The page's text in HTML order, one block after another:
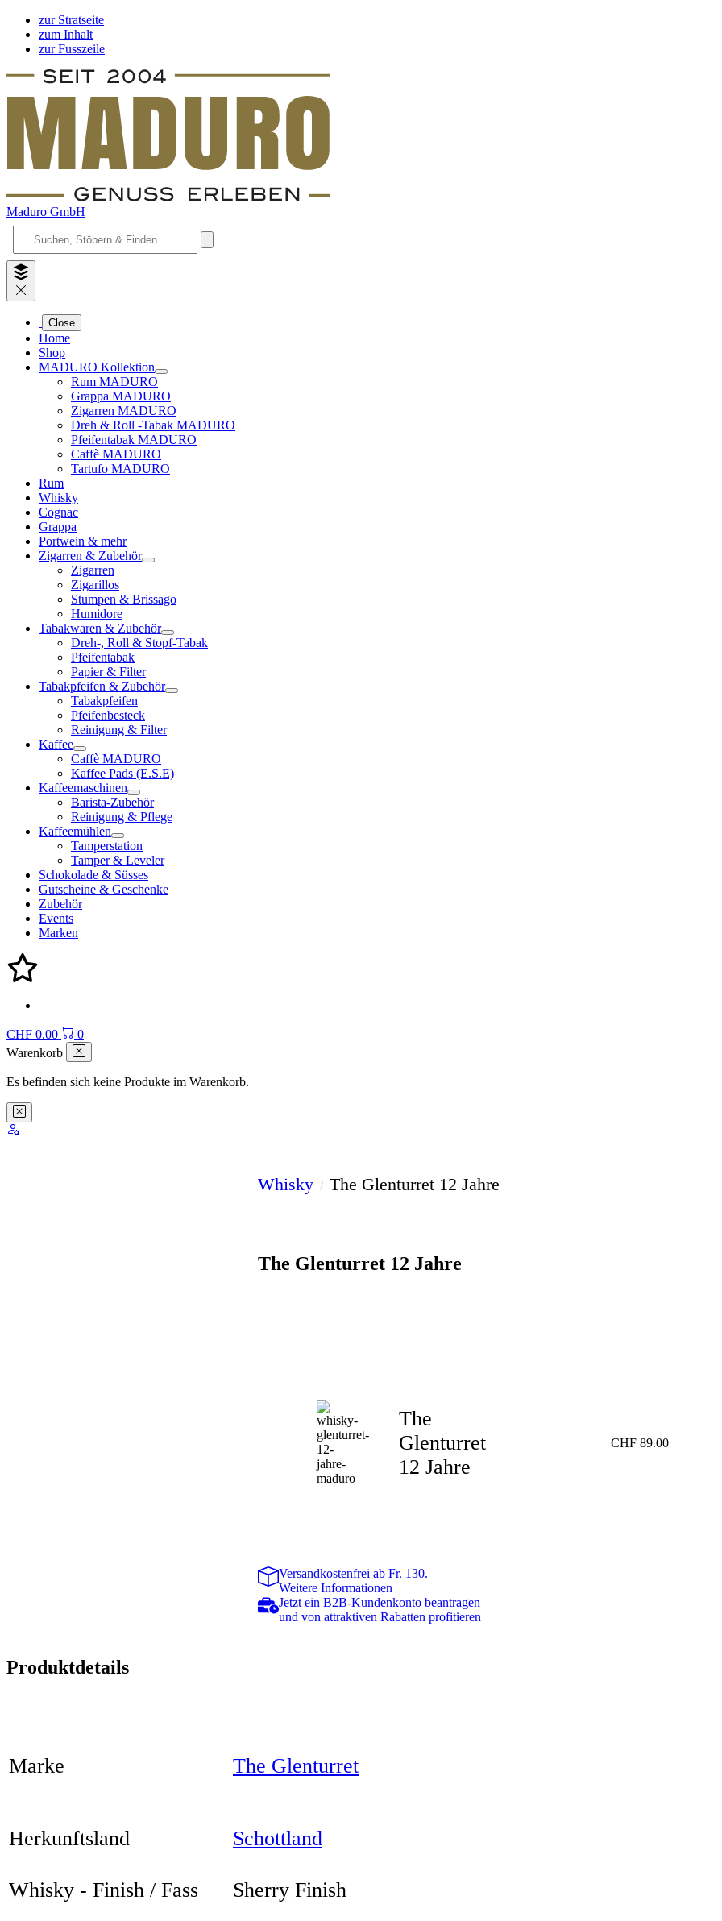
zur Stratseite
zum Inhalt
zur Fusszeile
Maduro GmbH
Close
Home
Shop
MADURO Kollektion
Rum MADURO
Grappa MADURO
Zigarren MADURO
Dreh & Roll -Tabak MADURO
Pfeifentabak MADURO
Caffè MADURO
Tartufo MADURO
Rum
Whisky
Cognac
Grappa
Portwein & mehr
Zigarren & Zubehör
Zigarren
Zigarillos
Stumpen & Brissago
Humidore
Tabakwaren & Zubehör
Dreh-, Roll & Stopf-Tabak
Pfeifentabak
Papier & Filter
Tabakpfeifen & Zubehör
Tabakpfeifen
Pfeifenbesteck
Reinigung & Filter
Kaffee
Caffè MADURO
Kaffee Pads (E.S.E)
Kaffeemaschinen
Barista-Zubehör
Reinigung & Pflege
Kaffeemühlen
Tamperstation
Tamper & Leveler
Schokolade & Süsses
Gutscheine & Geschenke
Zubehör
Events
Marken
CHF 0.00
0
Warenkorb
Es befinden sich keine Produkte im Warenkorb.
Whisky The Glenturret 12 Jahre
The Glenturret 12 Jahre
The
Glenturret
12 Jahre
CHF 89.00
Versandkostenfrei ab Fr. 130.–
Weitere Informationen
Jetzt ein B2B-Kundenkonto beantragen
und von attraktiven Rabatten profitieren
Produktdetails
Marke The Glenturret
Herkunftsland Schottland
Whisky - Finish / Fass Sherry Finish